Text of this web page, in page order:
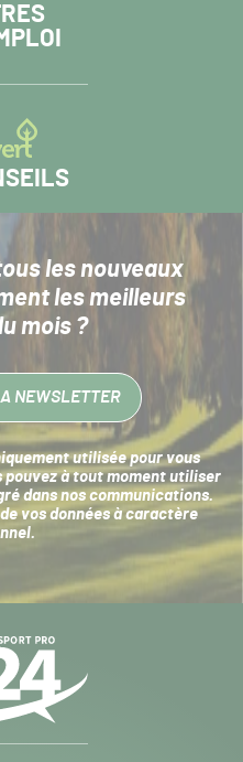
les nouveaux
les meilleurs
mois ?
NEWSLETTER
utilisée pour vous
pouvez à tout moment utiliser
dans nos communications.
vos données à caractère
.